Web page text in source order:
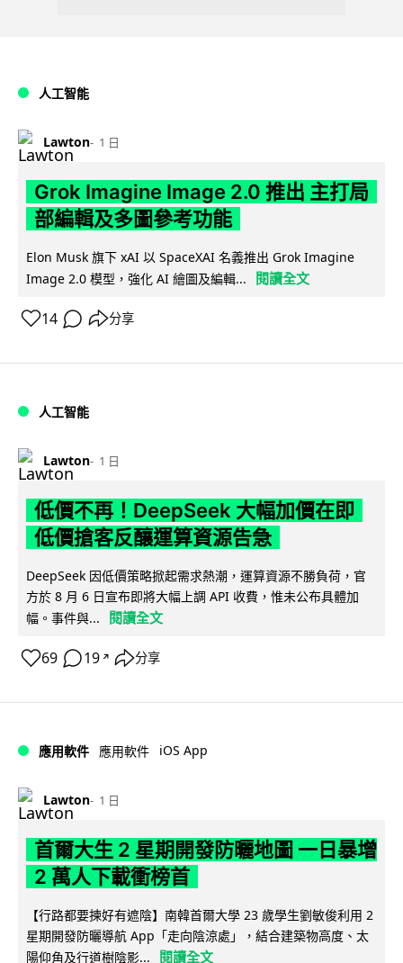
人工智能
Lawton 1 日
Grok Imagine Image 2.0 推出 主打局
部編輯及多圖參考功能
Elon Musk 旗下 xAI 以 SpaceXAI 名義推出 Grok Imagine
Image 2.0 模型，強化 AI 繪圖及編輯...
閱讀全文
14 分享
人工智能
Lawton 1 日
低價不再！DeepSeek 大幅加價在即
低價搶客反釀運算資源告急
DeepSeek 因低價策略掀起需求熱潮，運算資源不勝負荷，官
方於 8 月 6 日宣布即將大幅上調 API 收費，惟未公布具體加
幅。事件與...
閱讀全文
69 19 ↗ 分享
應用軟件 應用軟件 iOS App
Lawton 1 日
首爾大生 2 星期開發防曬地圖 一日暴增
2 萬人下載衝榜首
【行路都要揀好有遮陰】南韓首爾大學 23 歲學生劉敏俊利用 2
星期開發防曬導航 App「走向陰涼處」，結合建築物高度、太
陽仰角及行道樹陰影...
閱讀全文